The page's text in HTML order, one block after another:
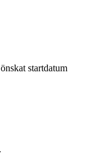
startdatum